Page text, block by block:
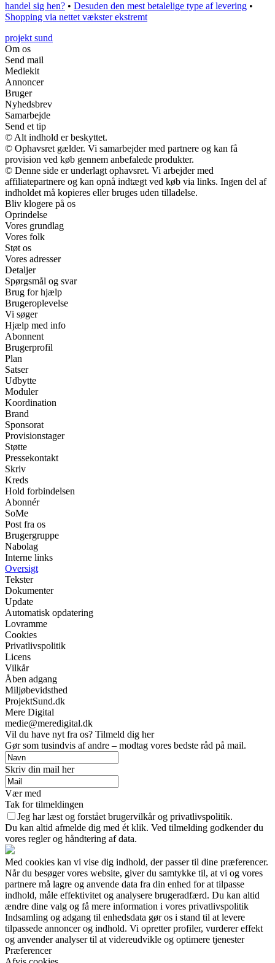
handel sig hen? • Desuden den mest betalelige type af levering •
Shopping via nettet vækster ekstremt
projekt sund
Om os
Send mail
Mediekit
Annoncer
Bruger
Nyhedsbrev
Samarbejde
Send et tip
© Alt indhold er beskyttet.
© Ophavsret gælder. Vi samarbejder med partnere og kan få
provision ved køb gennem anbefalede produkter.
© Denne side er underlagt ophavsret. Vi arbejder med
affiliatepartnere og kan opnå indtægt ved køb via links. Ingen del af
indholdet må kopieres eller bruges uden tilladelse.
Bliv klogere på os
Oprindelse
Vores grundlag
Vores folk
Støt os
Vores adresser
Detaljer
Spørgsmål og svar
Brug for hjælp
Brugeroplevelse
Vi søger
Hjælp med info
Abonnent
Brugerprofil
Plan
Satser
Udbytte
Moduler
Koordination
Brand
Sponsorat
Provisionstager
Støtte
Pressekontakt
Skriv
Kreds
Hold forbindelsen
Abonnér
SoMe
Post fra os
Brugergruppe
Nabolag
Interne links
Oversigt
Tekster
Dokumenter
Update
Automatisk opdatering
Lovramme
Cookies
Privatlivspolitik
Licens
Vilkår
Åben adgang
Miljøbevidsthed
ProjektSund.dk
Mere Digital
medie@meredigital.dk
Vil du have nyt fra os? Tilmeld dig her
Gør som tusindvis af andre – modtag vores bedste råd på mail.
Skriv din mail her
Vær med
Tak for tilmeldingen
Jeg har læst og forstået brugervilkår og privatlivspolitik.
Du kan altid afmelde dig med ét klik. Ved tilmelding godkender du
vores regler og håndtering af data.
Med cookies kan vi vise dig indhold, der passer til dine præferencer.
Når du besøger vores website, giver du samtykke til, at vi og vores
partnere må lagre og anvende data fra din enhed for at tilpasse
indhold, måle effektivitet og analysere brugeradfærd. Du kan altid
ændre dine valg og få mere information i vores privatlivspolitik
Indsamling og adgang til enhedsdata gør os i stand til at levere
tilpassede annoncer og indhold. Vi opretter profiler, vurderer effekt
og anvender analyser til at videreudvikle og optimere tjenester
Præferencer